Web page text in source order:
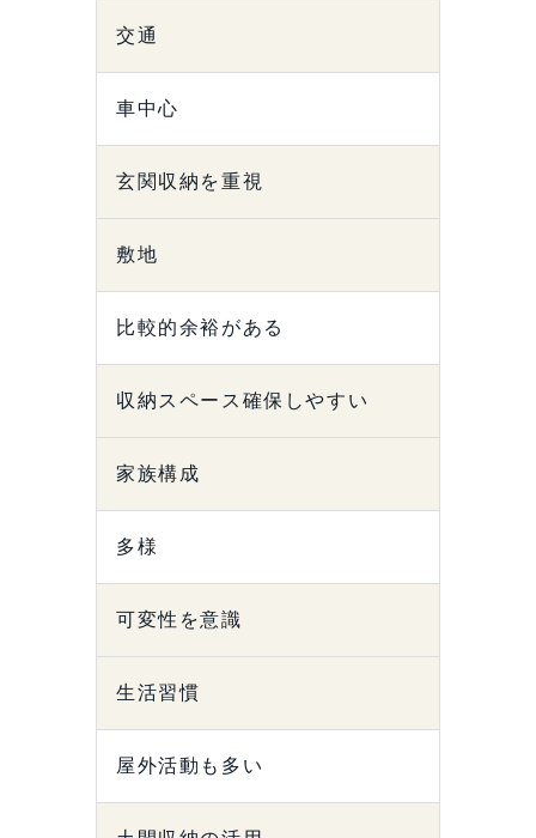
交通
車中心
玄関収納を重視
敷地
比較的余裕がある
収納スペース確保しやすい
家族構成
多様
可変性を意識
生活習慣
屋外活動も多い